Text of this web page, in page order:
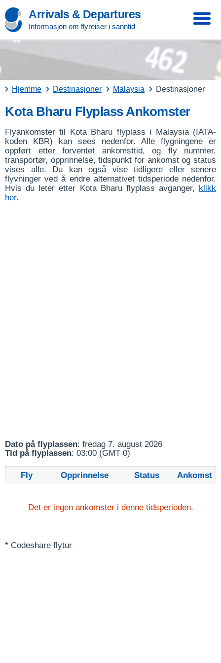
Arrivals & Departures
Informasjon om flyreiser i sanntid
Hjemme Destinasjoner Malaysia Destinasjoner
Kota Bharu Flyplass Ankomster
Flyankomster til Kota Bharu flyplass i Malaysia (IATA-
koden KBR) kan sees nedenfor. Alle flygningene er
oppført etter forventet ankomsttid, og fly nummer,
transportør, opprinnelse, tidspunkt for ankomst og status
vises alle. Du kan også vise tidligere eller senere
flyvninger ved å endre alternativet tidsperiode nedenfor.
Hvis du leter etter Kota Bharu flyplass avganger, klikk
her.
Dato på flyplassen: fredag 7. august 2026
Tid på flyplassen: 03:00 (GMT 0)
Fly Opprinnelse Status Ankomst
Det er ingen ankomster i denne tidsperioden.
* Codeshare flytur